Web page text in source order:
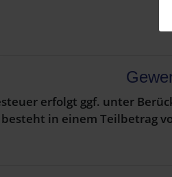
erfolgt ggf. unter
in einem Teilbetrag